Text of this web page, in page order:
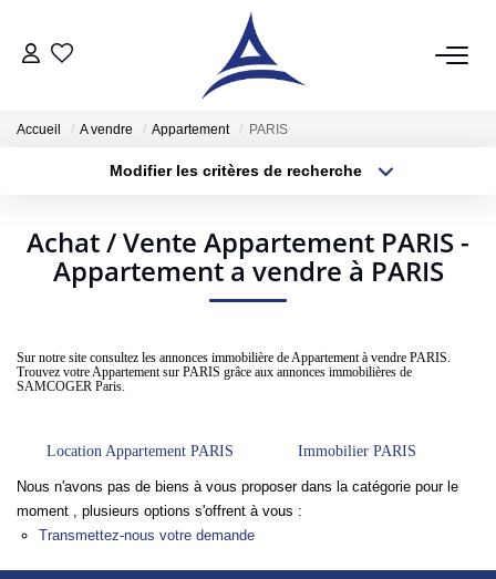
VENTES
Vendre
Estimer
LOCATIONS
Accueil A vendre Appartement PARIS
Modifier les critères de recherche
Sélectionnez...
Type de bien
Surface min
Créer une alerte
Achat / Vente Appartement PARIS -
Appartement a vendre à PARIS
Sur notre site consultez les annonces immobilière de Appartement à vendre PARIS.
Trouvez votre Appartement sur PARIS grâce aux annonces immobilières de
SAMCOGER Paris.
Location Appartement PARIS Immobilier PARIS
Nous n'avons pas de biens à vous proposer dans la catégorie pour le
moment , plusieurs options s'offrent à vous :
Transmettez-nous votre demande